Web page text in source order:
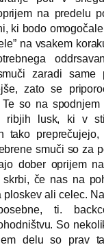
na predelu
ki bodo
na vsakem
zaradi same
zato se
so na spodnjem
ribjih lusk, ki v
tako
smuči so za
dober oprijem
če nas na
ploskev ali celec.
ti.
So
delu so prav